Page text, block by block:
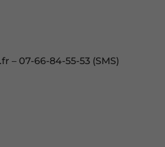
– 07-66-84-55-53 (SMS)